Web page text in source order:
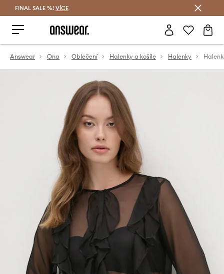
FINAL SALE %! VÍCE
Answear Ona Oblečení Halenky a košile Halenky